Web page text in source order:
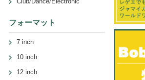
フォーマット
7 inch
10 inch
12 inch